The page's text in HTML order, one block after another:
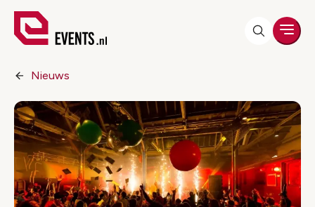
Nieuws